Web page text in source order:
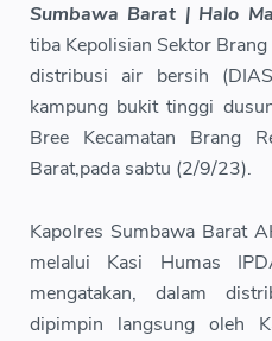
Sumbawa Barat | Halo
tiba Kepolisian Sektor
distribusi air bersih
kampung bukit tinggi
Bree Kecamatan Brang
Barat,pada sabtu (2/9/23).
Kapolres Sumbawa Barat
melalui Kasi Humas
mengatakan, dalam
dipimpin langsung oleh